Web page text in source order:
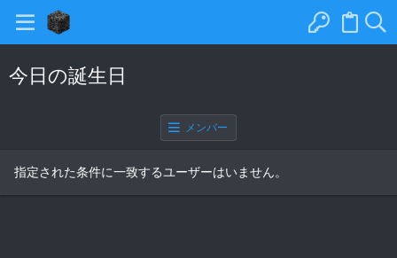
今日の誕生日
メンバー
指定された条件に一致するユーザーはいません。